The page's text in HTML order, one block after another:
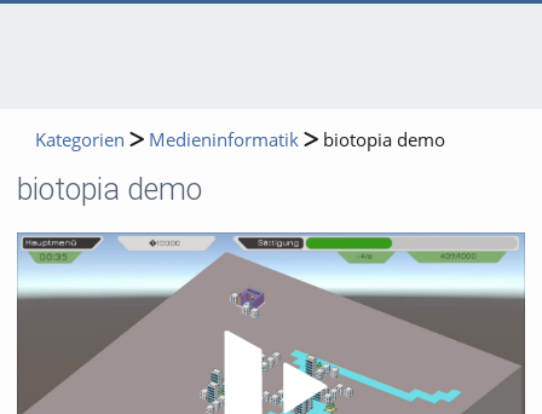
Kategorien Medieninformatik biotopia demo
biotopia demo